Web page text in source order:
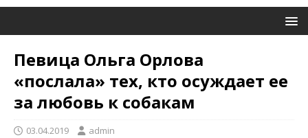
Певица Ольга Орлова
«послала» тех, кто осуждает ее
за любовь к собакам
03.04.2019 admin